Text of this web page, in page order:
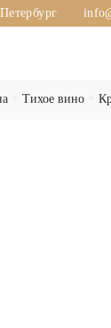
Тихое вино